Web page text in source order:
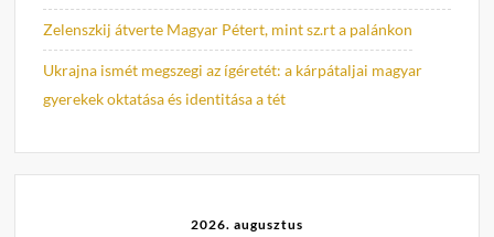
Zelenszkij átverte Magyar Pétert, mint sz.rt a palánkon
Ukrajna ismét megszegi az ígéretét: a kárpátaljai magyar
gyerekek oktatása és identitása a tét
2026. augusztus